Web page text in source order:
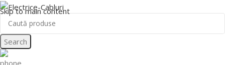
Skip to main content
Search